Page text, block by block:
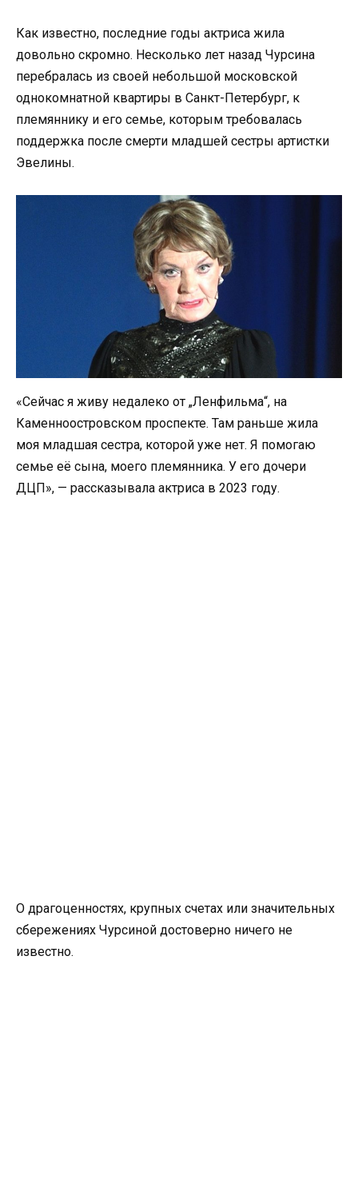
Как известно, последние годы актриса жила
довольно скромно. Несколько лет назад Чурсина
перебралась из своей небольшой московской
однокомнатной квартиры в Санкт-Петербург, к
племяннику и его семье, которым требовалась
поддержка после смерти младшей сестры артистки
Эвелины.
«Сейчас я живу недалеко от „Ленфильма“, на
Каменноостровском проспекте. Там раньше жила
моя младшая сестра, которой уже нет. Я помогаю
семье её сына, моего племянника. У его дочери
ДЦП», — рассказывала актриса в 2023 году.
О драгоценностях, крупных счетах или значительных
сбережениях Чурсиной достоверно ничего не
известно.